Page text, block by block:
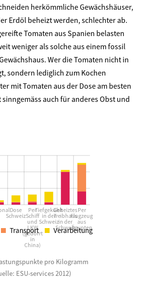
herkömmliche Gewächshäuser,
Erdöl beheizt werden, schlechter ab.
Tomaten aus Spanien belasten
weniger als solche aus einem fossil
Wer die Tomaten nicht in
sondern lediglich zum Kochen
mit Tomaten aus der Dose am besten
auch für anderes Obst und
Dose
Schweiz
Per
Schiff
und
LKW
(gedörrt
in
China)
Tiefgekühlt
in der
Schweiz
Geheiztes
Treibhaus
in der
Schweiz
Per
Flugzeug
aus
Ägypten
Transport Verarbeitung
pro Kilogramm
ESU-services 2012)